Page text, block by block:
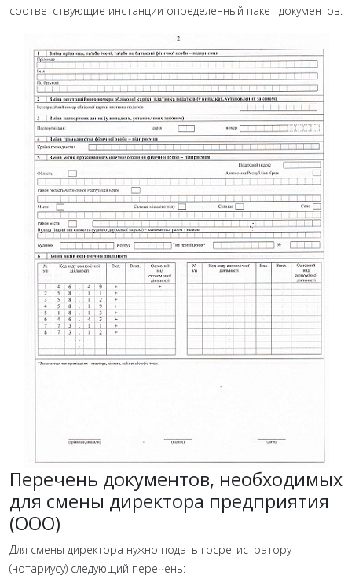
соответствующие инстанции определенный пакет документов.
Перечень документов, необходимых
для смены директора предприятия
(ООО)
Для смены директора нужно подать госрегистратору
(нотариусу) следующий перечень: